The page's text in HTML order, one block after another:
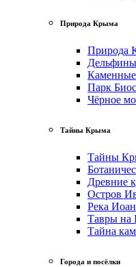
Природа Крыма
Природа
Дельфины
Парк
Чёрное
Тайны Крыма
Тайны
Древние
Остров
Река
Тавры на
Тайна
Города и посёлки